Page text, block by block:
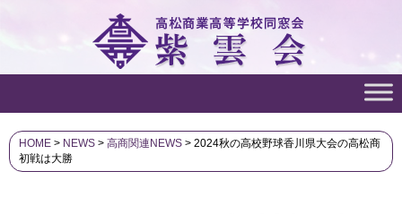
HOME > NEWS > 高商関連NEWS > 2024秋の高校野球香川県大会の高松商
初戦は大勝